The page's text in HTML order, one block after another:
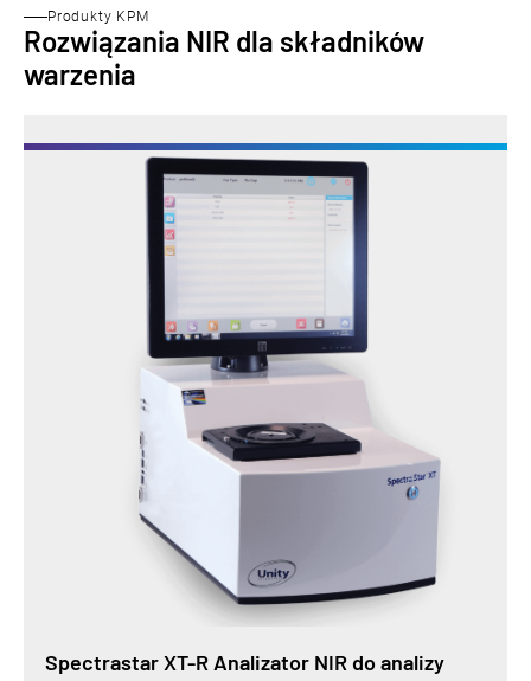
Produkty KPM
Rozwiązania NIR dla składników
warzenia
Spectrastar XT-R Analizator NIR do analizy